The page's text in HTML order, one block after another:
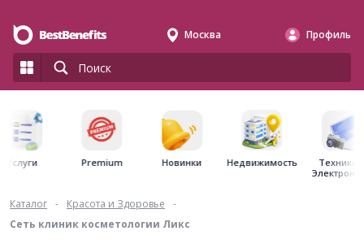
Москва Профиль
Услуги Premium Новинки Недвижимость
Техника
Каталог - Красота и Здоровье
-
Сеть клиник косметологии Ликс